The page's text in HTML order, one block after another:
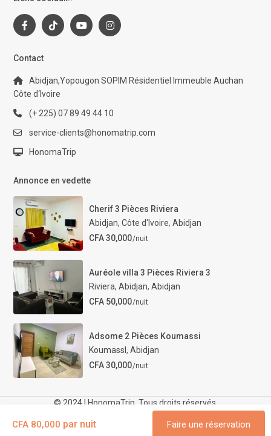
Contact
Abidjan,Yopougon SOPIM Résidentiel Immeuble Auchan
Côte d‘Ivoire
(+ 225) 07 89 49 44 10
service-clients@honomatrip.com
HonomaTrip
Annonce en vedette
Cherif 3 Pièces Riviera
Abidjan, Côte d'Ivoire, Abidjan
CFA 30,000/nuit
Auréole villa 3 Pièces Riviera 3
Riviera, Abidjan, Abidjan
CFA 50,000/nuit
Adsome 2 Pièces Koumassi
KoumassI , Abidjan
CFA 30,000/nuit
© 2024 | HonomaTrip. Tous droits réservés.
conditions
Politique de confidentialité
CFA 80,000 par nuit Faire une réservation